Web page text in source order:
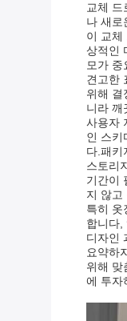
교체 드
나 새로
이 교체
상적인
모가 중
견고한
위해 결
니라 깨
사용자
인 스키
다.패키
스토리
기간이
지 않고
특히 옷
합니다,
디자인
요약하
위해 맞
에 투자